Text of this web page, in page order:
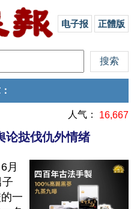
电子报 正體版
：
人气： 16,667
论挞伐仇外情绪
月
一